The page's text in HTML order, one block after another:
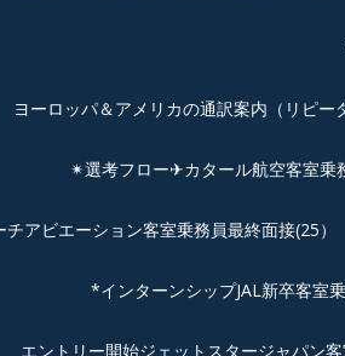
ヨーロッパ＆アメリカの通訳案内（リピー
✴︎選考フロー✈カタール航空客室乗
アビエーション客室乗務員最終面接(25）
*インターンシップJAL新卒客室
エントリー開始ジェットスタージャパン